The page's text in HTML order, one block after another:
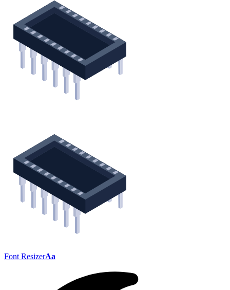
Font ResizerAa